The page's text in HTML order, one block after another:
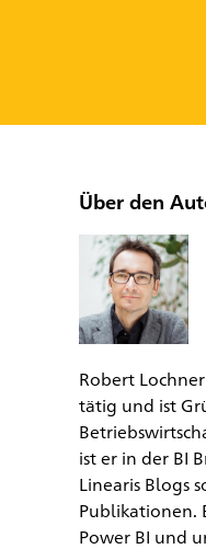
Über den
Robert
tätig und ist
ist er in der BI
Linearis Blogs
Publikationen.
Power BI und